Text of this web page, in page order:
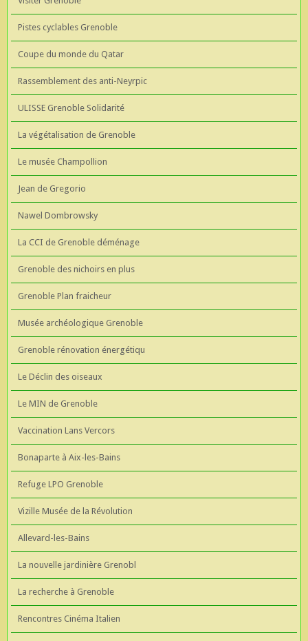
Pistes cyclables Grenoble
Coupe du monde du Qatar
Rassemblement des anti-Neyrpic
ULISSE Grenoble Solidarité
La végétalisation de Grenoble
Le musée Champollion
Jean de Gregorio
Nawel Dombrowsky
La CCI de Grenoble déménage
Grenoble des nichoirs en plus
Grenoble Plan fraicheur
Musée archéologique Grenoble
Grenoble rénovation énergétiqu
Le Déclin des oiseaux
Le MIN de Grenoble
Vaccination Lans Vercors
Bonaparte à Aix-les-Bains
Refuge LPO Grenoble
Vizille Musée de la Révolution
Allevard-les-Bains
La nouvelle jardinière Grenobl
La recherche à Grenoble
Rencontres Cinéma Italien